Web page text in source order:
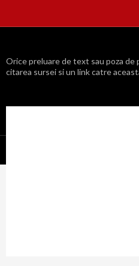
Orice preluare de text sau poza de
citarea sursei si un link catre